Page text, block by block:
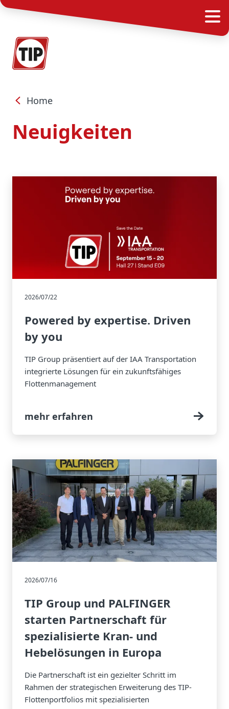
Home
Neuigkeiten
2026/07/22
Powered by expertise. Driven
by you
TIP Group präsentiert auf der IAA Transportation
integrierte Lösungen für ein zukunftsfähiges
Flottenmanagement
mehr erfahren
2026/07/16
TIP Group und PALFINGER
starten Partnerschaft für
spezialisierte Kran- und
Hebelösungen in Europa
Die Partnerschaft ist ein gezielter Schritt im
Rahmen der strategischen Erweiterung des TIP-
Flottenportfolios mit spezialisierten